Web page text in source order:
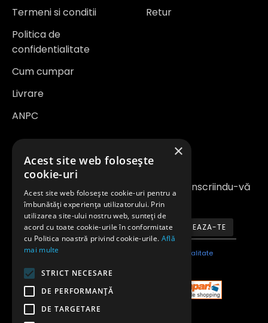
Termeni si conditii
Politica de
confidentialitate
Cum cumpar
Livrare
ANPC
Retur
Newsletter
Fiți la curent cu noutățile și promoțiile înscriindu-vă
la newsletter-ul nostru
ABONEAZA-TE
Am citit şi sunt de acord cu Politica de confidentialitate
×
Acest site web folosește
cookie-uri
Acest site web folosește cookie-uri pentru a
îmbunătăți experiența utilizatorului. Prin
utilizarea site-ului nostru web, sunteți de
acord cu toate cookie-urile în conformitate
cu Politica noastră privind cookie-urile. Află
mai multe
STRICT NECESARE
DE PERFORMANȚĂ
DE TARGETARE